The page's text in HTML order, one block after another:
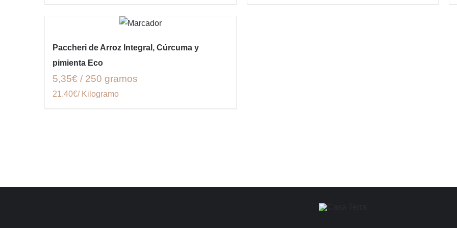
Paccheri de Arroz Integral, Cúrcuma y
pimienta Eco
5,35€ / 250 gramos
21.40€/ Kilogramo